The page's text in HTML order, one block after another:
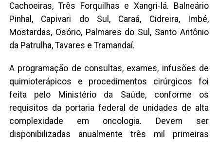
Cachoeiras, Três Forquilhas e Xangri-lá. Balneário
Pinhal, Capivari do Sul, Caraá, Cidreira, Imbé,
Mostardas, Osório, Palmares do Sul, Santo Antônio
da Patrulha, Tavares e Tramandaí.
A programação de consultas, exames, infusões de
quimioterápicos e procedimentos cirúrgicos foi
feita pelo Ministério da Saúde, conforme os
requisitos da portaria federal de unidades de alta
complexidade em oncologia. Devem ser
disponibilizadas anualmente três mil primeiras